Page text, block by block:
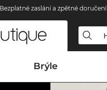
Bezplatné zaslání a zpětné doručení
Brýle